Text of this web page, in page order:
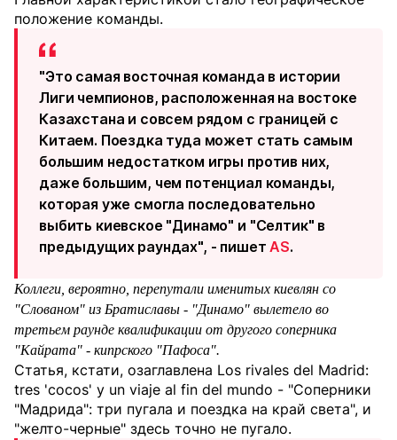
положение команды.
"Это самая восточная команда в истории
Лиги чемпионов, расположенная на востоке
Казахстана и совсем рядом с границей с
Китаем. Поездка туда может стать самым
большим недостатком игры против них,
даже большим, чем потенциал команды,
которая уже смогла последовательно
выбить киевское "Динамо" и "Селтик" в
предыдущих раундах", - пишетAS.
Коллеги, вероятно, перепутали именитых киевлян со
"Слованом" из Братиславы - "Динамо" вылетело во
третьем раунде квалификации от другого соперника
"Кайрата" - кипрского "Пафоса".
Статья, кстати, озаглавлена Los rivales del Madrid:
tres 'cocos' y un viaje al fin del mundo - "Соперники
"Мадрида": три пугала и поездка на край света", и
"желто-черные" здесь точно не пугало.